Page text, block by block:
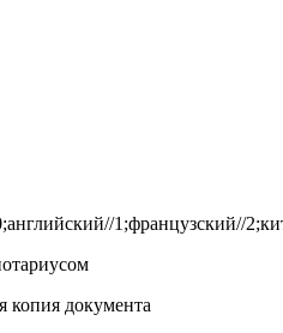
1;французский//
копия документа